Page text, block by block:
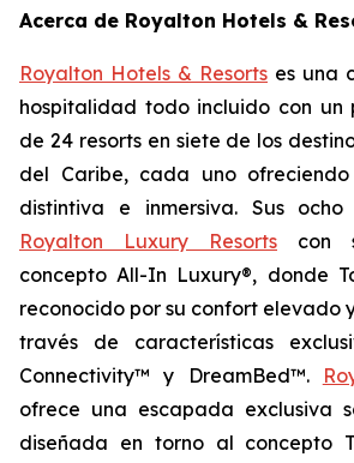
Acerca de Royalton Hotels &
Royalton Hotels & Resorts es una
hospitalidad todo incluido con un
de 24 resorts en siete de los
del Caribe, cada uno
distintiva e inmersiva. Sus ocho
Royalton Luxury Resorts con
concepto All-In Luxury®, donde
reconocido por su confort elevado
través de características
Connectivity™ y DreamBed™.
ofrece una escapada exclusiva
diseñada en torno al concepto